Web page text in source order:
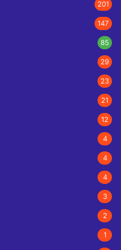
201
147
85
29
23
21
12
4
4
4
3
2
1